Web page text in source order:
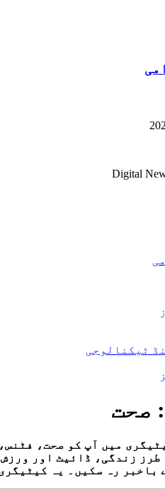
Digital
ٹیکنالوجی
صحت
میں آپ کو صحت،
طرز زندگی، ڈائیٹ اور
باخبر رہ سکیں۔ یہ